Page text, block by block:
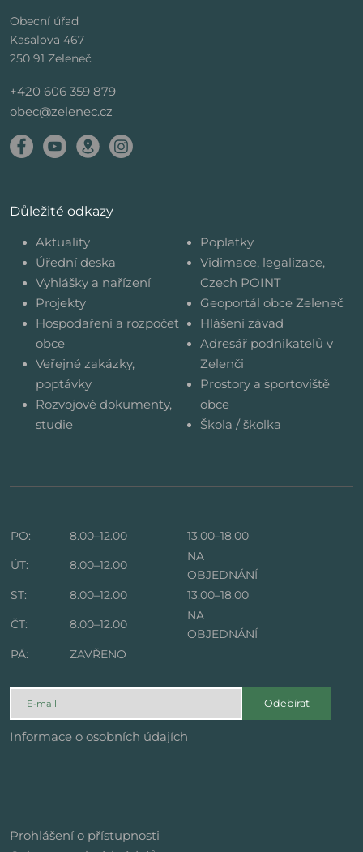
Obecní úřad
Kasalova 467
250 91 Zeleneč
+420 606 359 879
obec@zelenec.cz
Důležité odkazy
Aktuality
Úřední deska
Vyhlášky a nařízení
Projekty
Hospodaření a rozpočet
obce
Veřejné zakázky,
poptávky
Rozvojové dokumenty,
studie
Poplatky
Vidimace, legalizace,
Czech POINT
Geoportál obce Zeleneč
Hlášení závad
Adresář podnikatelů v
Zelenči
Prostory a sportoviště
obce
Škola / školka
PO: 8.00–12.00
13.00–18.00
ÚT:
8.00–12.00
NA
OBJEDNÁNÍ
ST:
8.00–12.00
13.00–18.00
ČT:
8.00–12.00
NA
OBJEDNÁNÍ
PÁ:
ZAVŘENO
Odebírat
Informace o osobních údajích
Prohlášení o přístupnosti